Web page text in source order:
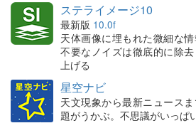
ステライメージ10
最新版 10.0f
天体画像に埋もれた微細な情
不要なノイズは徹底的に除
上げる
星空ナビ
天文現象から最新ニュース
題がうかぶ。不思議がいっぱ